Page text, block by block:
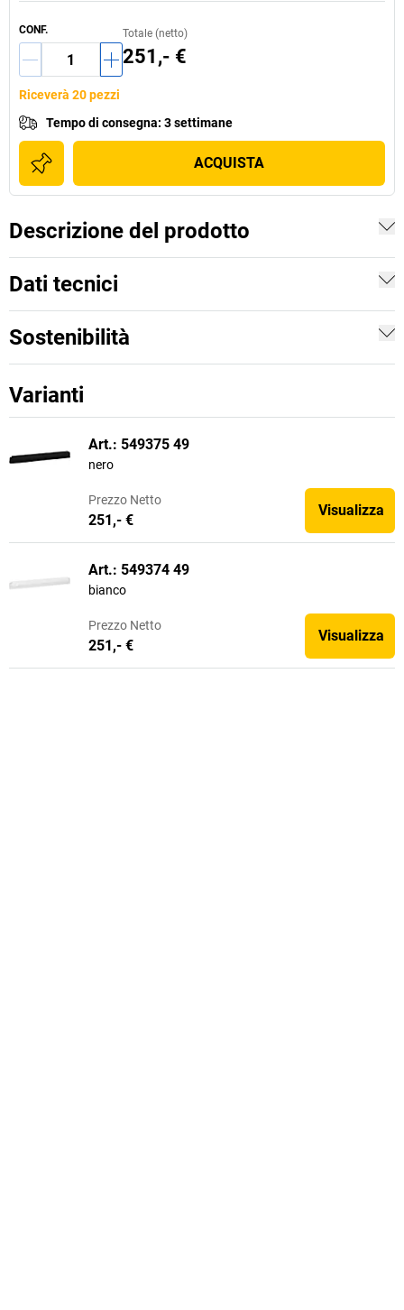
CONF. Totale (netto)
251,- €
Riceverà 20 pezzi
Tempo di consegna: 3 settimane
ACQUISTA
Descrizione del prodotto
Dati tecnici
Sostenibilità
Varianti
Art.: 549375 49
nero
Prezzo Netto
251,- €
Visualizza
Art.: 549374 49
bianco
Prezzo Netto
251,- €
Visualizza